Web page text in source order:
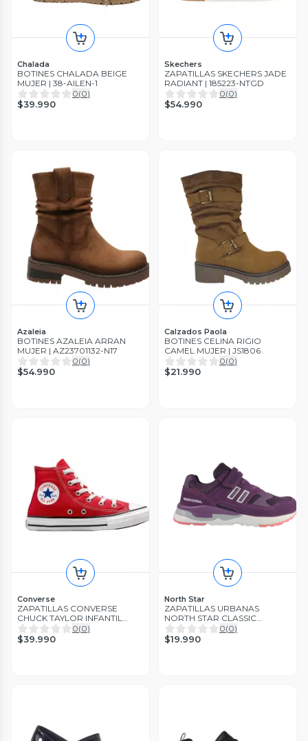
Chalada
BOTINES CHALADA BEIGE
MUJER | 38-AILEN-1
0(0)
$39.990
Skechers
ZAPATILLAS SKECHERS JADE
RADIANT | 185223-NTGD
0(0)
$54.990
Azaleia
BOTINES AZALEIA ARRAN
MUJER | AZ23701132-N17
0(0)
$54.990
Calzados Paola
BOTINES CELINA RIGIO
CAMEL MUJER | JS1806
0(0)
$21.990
Converse
ZAPATILLAS CONVERSE
CHUCK TAYLOR INFANTIL
3J232C-600
0(0)
$39.990
North Star
ZAPATILLAS URBANAS
NORTH STAR CLASSIC
INFANTIL | 381-95890
0(0)
$19.990